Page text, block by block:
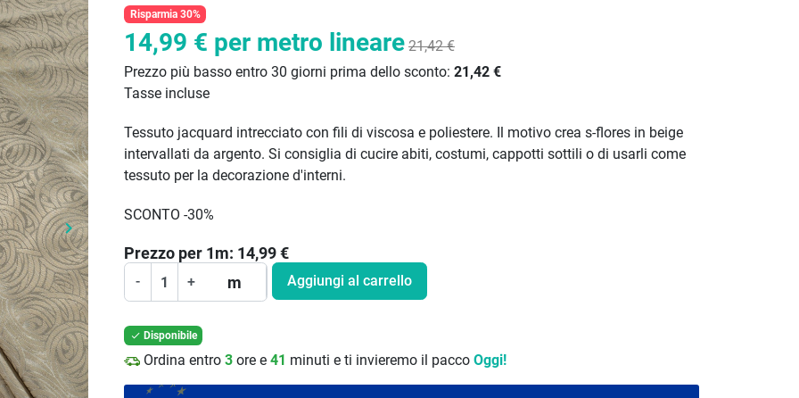
Prossimo
keyboard_arrow_right
Risparmia 30%
14,99 € per metro lineare 21,42 €
Prezzo più basso entro 30 giorni prima dello sconto: 21,42 €
Tasse incluse
Tessuto jacquard intrecciato con fili di viscosa e poliestere. Il motivo crea s-flores in beige
intervallati da argento. Si consiglia di cucire abiti, costumi, cappotti sottili o di usarli come
tessuto per la decorazione d'interni.
SCONTO -30%
Prezzo per 1m: 14,99€
- + m Aggiungi al carrello
 Disponibile
Ordina entro 3 ore e 41 minuti e ti invieremo il pacco Oggi!